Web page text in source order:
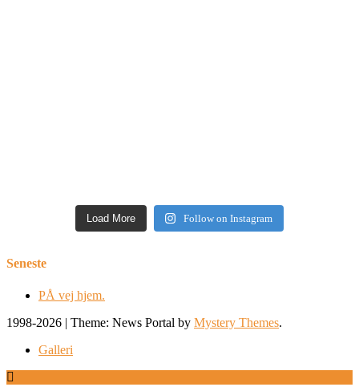
Load More Follow on Instagram
Seneste
PÅ vej hjem.
1998-2026 | Theme: News Portal by Mystery Themes.
Galleri